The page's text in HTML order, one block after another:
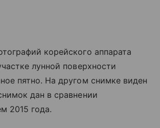
корейского аппарата
лунной поверхности
пятно. На другом снимке виден
дан в сравнении
2015 года.